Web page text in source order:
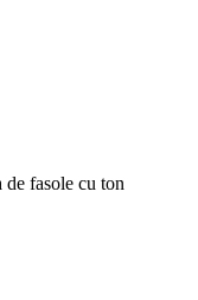
de fasole cu ton